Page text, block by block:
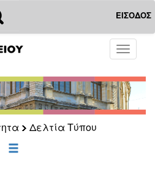
ΕΙΣΟΔΟΣ
Toggle
Δελτία Τύπου